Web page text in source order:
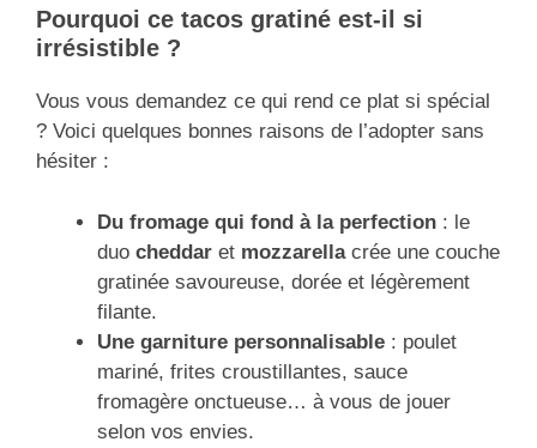
Pourquoi ce tacos gratiné est-il si
irrésistible ?
Vous vous demandez ce qui rend ce plat si spécial
? Voici quelques bonnes raisons de l’adopter sans
hésiter :
Du fromage qui fond à la perfection : le
duo cheddar et mozzarellacrée une couche
gratinée savoureuse, dorée et légèrement
filante.
Une garniture personnalisable : poulet
mariné, frites croustillantes, sauce
fromagère onctueuse… à vous de jouer
selon vos envies.